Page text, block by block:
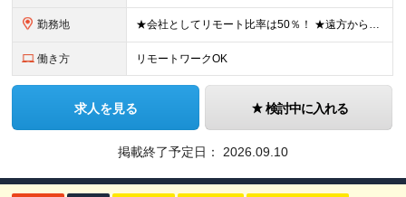
勤務地 ★会社としてリモート比率は50％！ ★遠方からの応募OK！働き方も随時相談に乗ります ■本社 東京都千代田区麹町4-2 麹町ミッドスクエア4F ◎2024年12月に移転したばかりのキレイなオフィス！
働き方 リモートワークOK
求人を見る 検討中に入れる
掲載終了予定日： 2026.09.10